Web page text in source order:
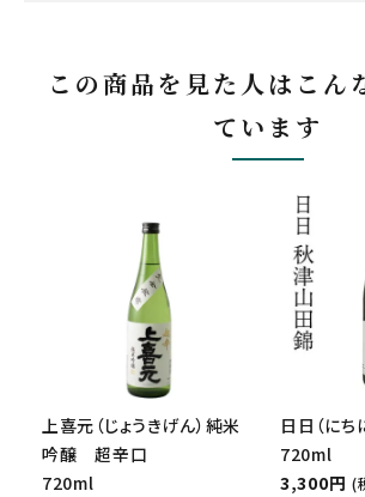
この商品を見た人はこん
ています
上喜元（じょうきげん）純米
吟醸 超辛口
720ml
日日（に
720ml
3,300円 (